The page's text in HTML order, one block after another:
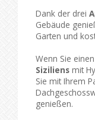
Dank der drei
Gebäude
Garten und
Wenn Sie
Siziliens mit
Sie mit Ihrem
genießen.